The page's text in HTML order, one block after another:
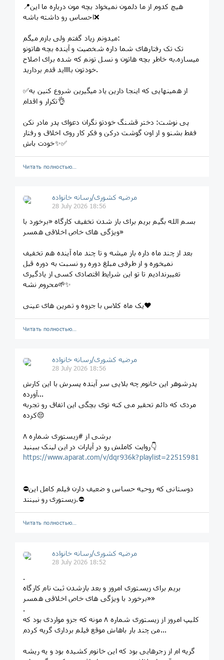
📍هیچ کدوم از ما دلمون نمیخواد بچه مون درباره ما این
احساس رو داشته باشه❌
میدونم زیاد گفتم ولی بازم میگم:
تک تک رفتارهای شما داره شخصیت و آینده بچه هاتونو
میسازه.به خاطر بچه هاتون و نسل تونم که شده برای اصلاح
خودتون بااااید قدم بردارید.
✅از همینهایی که اینجا دارین یاد میگیرین شروع کنین به
تکرار و اقدام👌
پی نوشت: دختر قشنگ خودتو نگران دعوای پدر مادر نکن
فقط بشنو و از اون گوشت درکن و فکر کار روی اخلاق و رفتار
خودت باش✨✅
Читать полностью…
مرضیه کشوری/رسانه خانواده
28 July 2026 18:56
بسم الله بگیم بریم برای باز شدن تخفیف کارگاه «برخورد با
ویژگی های خاص اخلاقی همسر»
بعد از چند ماه داره باز میشه و تا چند ماه آینده هم تخفیف
نمیخوره و از طرفی مبلغ دوره رو نسبت به دوره قبل
تغییرندادیم تا تو این شرایط اقتصادی کسی از یادگیری
محروم نشه🌱✨
یک ماه کلاس با جزوه و تمرین های عینی❤️
Читать полностью…
مرضیه کشوری/رسانه خانواده
28 July 2026 18:56
پدرشوهر این خانوم چه بلایی سر آینده پسرش با این کارش
آورده...
مردی که دائم تحقیر می کنه توی بچگی این اتفاق رو تجربه
کرده😔
برشی از #زیستوری شماره ۸
روایت کاملش رو در آپارات در این لینک ببینید👇
https://www.aparat.com/v/dqr936k?playlist=22515981
⛔️دوستانی که روحیه حساس و ضعیف دارن فیلم کامل این
زیستوری رو نبینند.⛔️
Читать полностью…
مرضیه کشوری/رسانه خانواده
28 July 2026 18:52
.
بریم برای زیستوری امروز و بعد بازشدن ثبت نام کارگاه
«برخورد با ویژگی های خاص اخلاقی همسر»
.
کلیپ امروز از زیستوری شماره ۸ مونه که جزو مواردی بود که
من چند بار باهاش موقع فیلم برداری گریه کردم...
گریه ام از زجرهایی بود که این خانوم کشیده بود و یه ریشه